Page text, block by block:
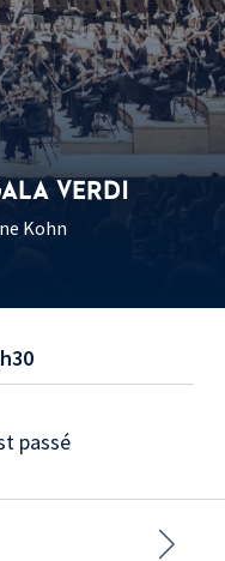
VERDI
Kohn
passé